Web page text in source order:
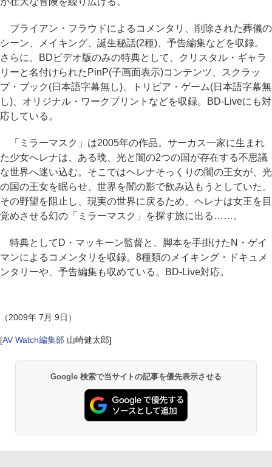
ブライアン・フラウドによるコメンタリ、削除された葬儀の
シーン、メイキング、誕生秘話(2種)、予告編集などを収録。
さらに、BDビデオ版のみの特典として、クリスタル・ギャラ
リーと名付けられたPinP(子画面表示)コンテンツ、スクラッ
プ・ブック(日本語字幕無し)、トリビア・ゲーム(日本語字幕無
し)、オリジナル・ワークプリントなどを収録。BD-Liveにも対
応している。
「ミラーマスク」は2005年の作品。サーカス一家に生まれ
た少女へレナは、ある晩、光と闇の2つの国が存在する不思議
な世界へ迷い込む。そこではヘレナそっくりの闇の王女が、光
の国の王女を眠らせ、世界を闇の影で飲み込もうとしていた。
その野望を阻止し、現実の世界に戻るため、ヘレナは女王を目
覚めさせる幻の「ミラーマスク」を探す旅に出る……。
特典としてD・マッキーン監督と、脚本を手掛けたN・ゲイ
マンによるコメンタリを収録。8種類のメイキング・ドキュメ
ンタリーや、予告編集も収めている。BD-Live対応。
（2009年 7月 9日）
[AV Watch編集部 山崎健太郎]
Google 検索で当サイトの記事を優先表示させる